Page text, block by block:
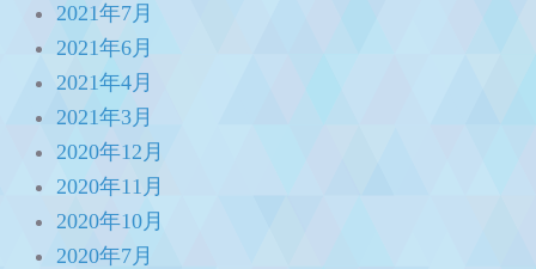
2021年7月
2021年6月
2021年4月
2021年3月
2020年12月
2020年11月
2020年10月
2020年7月